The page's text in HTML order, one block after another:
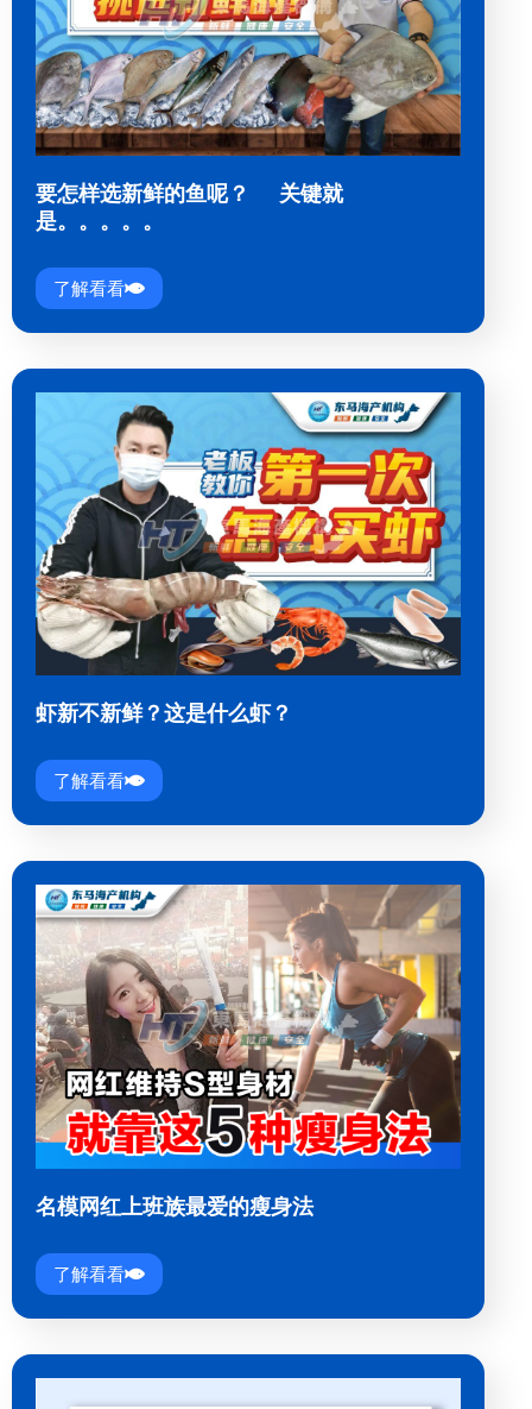
要怎样选新鲜的鱼呢？ 关键就
是。。。。。
了解看看
虾新不新鲜？这是什么虾？
了解看看
名模网红上班族最爱的瘦身法
了解看看